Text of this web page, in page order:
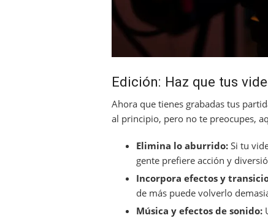
Edición: Haz que tus
Ahora que tienes grabadas tus
al principio, pero no te preocupes,
Elimina lo aburrido: Si tu
gente prefiere acción y
Incorpora efectos y
de más puede volverlo
Música y efectos de sonido: